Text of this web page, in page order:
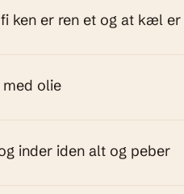
ken er ren et og at kæl
med olie
inder iden alt og peber